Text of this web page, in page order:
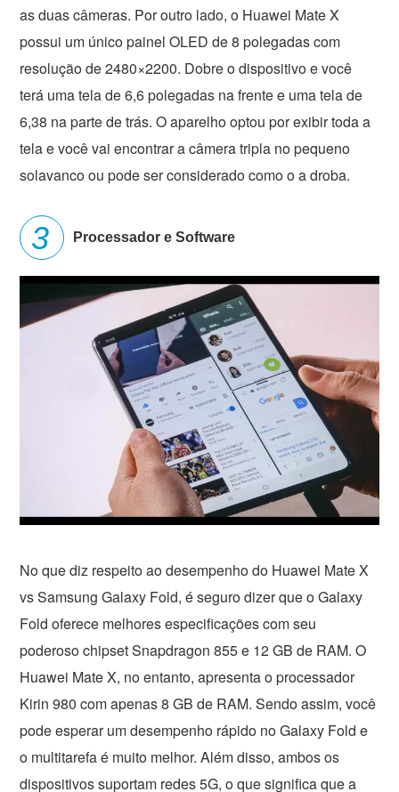
as duas câmeras. Por outro lado, o Huawei Mate X
possui um único painel OLED de 8 polegadas com
resolução de 2480×2200. Dobre o dispositivo e você
terá uma tela de 6,6 polegadas na frente e uma tela de
6,38 na parte de trás. O aparelho optou por exibir toda a
tela e você vai encontrar a câmera tripla no pequeno
solavanco ou pode ser considerado como o a droba.
Processador e Software
No que diz respeito ao desempenho do Huawei Mate X
vs Samsung Galaxy Fold, é seguro dizer que o Galaxy
Fold oferece melhores especificações com seu
poderoso chipset Snapdragon 855 e 12 GB de RAM. O
Huawei Mate X, no entanto, apresenta o processador
Kirin 980 com apenas 8 GB de RAM. Sendo assim, você
pode esperar um desempenho rápido no Galaxy Fold e
o multitarefa é muito melhor. Além disso, ambos os
dispositivos suportam redes 5G, o que significa que a